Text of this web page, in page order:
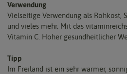
Verwendung
Vielseitige Verwendung als Rohkost,
und vieles mehr. Mit das
Vitamin C. Hoher gesundheitlicher
Tipp
Im Freiland ist ein sehr warmer,